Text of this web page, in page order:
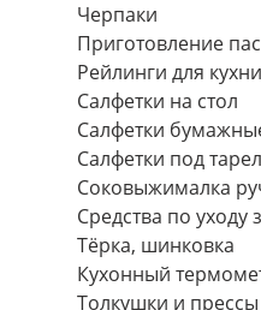
Черпаки
Приготовление
Рейлинги для кухни
Салфетки на стол
Салфетки
Салфетки под
Соковыжималка
Средства по уходу
Тëрка, шинковка
Кухонный
Толкушки и